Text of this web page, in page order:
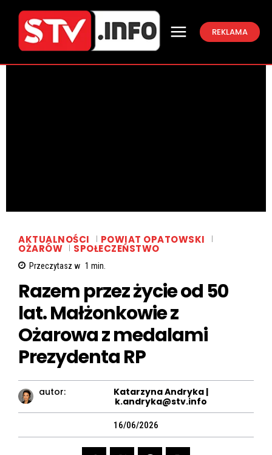
REKLAMA
AKTUALNOŚCI POWIAT OPATOWSKI
OŻARÓW SPOŁECZEŃSTWO
Przeczytasz w 1 min.
Razem przez życie od 50
lat. Małżonkowie z
Ożarowa z medalami
Prezydenta RP
autor:
Katarzyna Andryka |
k.andryka@stv.info
16/06/2026